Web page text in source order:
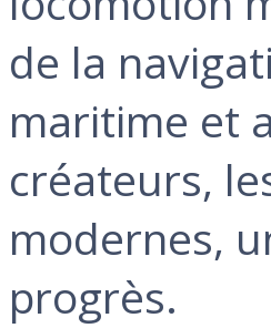
de la
maritime et
créateurs,
modernes,
progrès.‎